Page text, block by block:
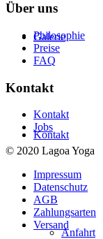
Galerie
Kontakt
Anfahrt
Über uns
Philosophie
Preise
FAQ
Kontakt
Kontakt
Jobs
© 2020 Lagoa Yoga
Impressum
Datenschutz
AGB
Zahlungsarten
Versand